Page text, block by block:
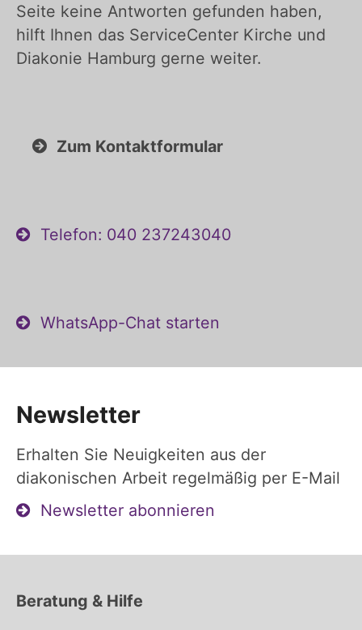
Seite keine Antworten gefunden haben,
hilft Ihnen das ServiceCenter Kirche und
Diakonie Hamburg gerne weiter.
Zum Kontaktformular
Telefon: 040 237243040
WhatsApp-Chat starten
Newsletter
Erhalten Sie Neuigkeiten aus der
diakonischen Arbeit regelmäßig per E-Mail
Newsletter abonnieren
Beratung & Hilfe